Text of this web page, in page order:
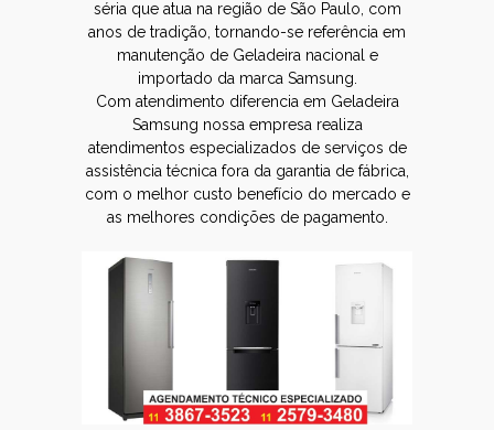
séria que atua na região de São Paulo, com
anos de tradição, tornando-se referência em
manutenção de Geladeira nacional e
importado da marca Samsung.
Com atendimento diferencia em Geladeira
Samsung nossa empresa realiza
atendimentos especializados de serviços de
assistência técnica fora da garantia de fábrica,
com o melhor custo benefício do mercado e
as melhores condições de pagamento.